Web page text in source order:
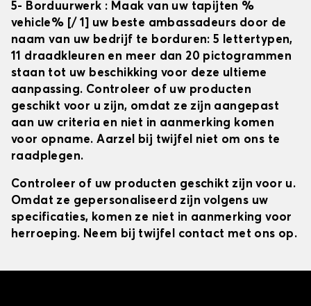
5- Borduurwerk : Maak van uw tapijten %
vehicle% [/ 1] uw beste ambassadeurs door de
naam van uw bedrijf te borduren: 5 lettertypen,
11 draadkleuren en meer dan 20 pictogrammen
staan tot uw beschikking voor deze ultieme
aanpassing. Controleer of uw producten
geschikt voor u zijn, omdat ze zijn aangepast
aan uw criteria en niet in aanmerking komen
voor opname. Aarzel bij twijfel niet om ons te
raadplegen.
Controleer of uw producten geschikt zijn voor u.
Omdat ze gepersonaliseerd zijn volgens uw
specificaties, komen ze niet in aanmerking voor
herroeping. Neem bij twijfel contact met ons op.